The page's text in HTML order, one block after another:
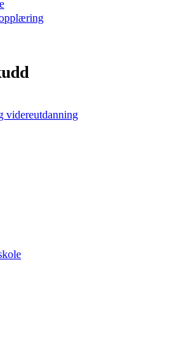
videreutdanning